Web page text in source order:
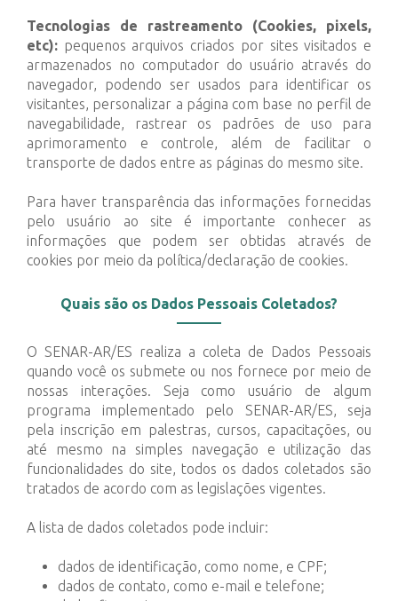
Tecnologias de rastreamento (Cookies, pixels,
etc): pequenos arquivos criados por sites visitados e
armazenados no computador do usuário através do
navegador, podendo ser usados para identificar os
visitantes, personalizar a página com base no perfil de
navegabilidade, rastrear os padrões de uso para
aprimoramento e controle, além de facilitar o
transporte de dados entre as páginas do mesmo site.
Para haver transparência das informações fornecidas
pelo usuário ao site é importante conhecer as
informações que podem ser obtidas através de
cookies por meio da política/declaração de cookies.
Quais são os Dados Pessoais Coletados?
O SENAR-AR/ES realiza a coleta de Dados Pessoais
quando você os submete ou nos fornece por meio de
nossas interações. Seja como usuário de algum
programa implementado pelo SENAR-AR/ES, seja
pela inscrição em palestras, cursos, capacitações, ou
até mesmo na simples navegação e utilização das
funcionalidades do site, todos os dados coletados são
tratados de acordo com as legislações vigentes.
A lista de dados coletados pode incluir:
dados de identificação, como nome, e CPF;
dados de contato, como e-mail e telefone;